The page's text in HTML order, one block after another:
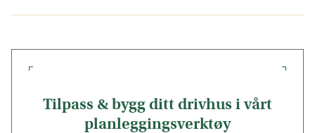
Tilpass & bygg ditt drivhus i vårt
planleggingsverktøy